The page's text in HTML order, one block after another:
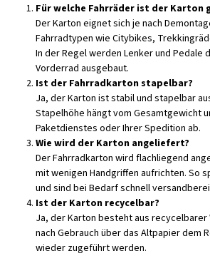
Für welche Fahrräder ist der Karton
Der Karton eignet sich je nach
Fahrradtypen wie Citybikes,
In der Regel werden Lenker und Pedale
Vorderrad ausgebaut.
Ist der Fahrradkarton stapelbar?
Ja, der Karton ist stabil und stapelbar
Stapelhöhe hängt vom Gesamtgewicht
Paketdienstes oder Ihrer Spedition ab.
Wie wird der Karton angeliefert?
Der Fahrradkarton wird flachliegend
mit wenigen Handgriffen aufrichten. So
und sind bei Bedarf schnell
Ist der Karton recycelbar?
Ja, der Karton besteht aus recycelbarer
nach Gebrauch über das Altpapier dem
wieder zugeführt werden.